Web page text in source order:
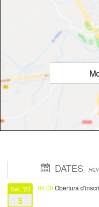
DATES
Set. '23
5
09:00 Obertura